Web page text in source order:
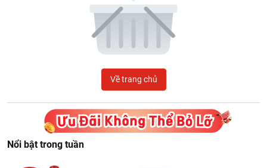
Về trang chủ
Nổi bật trong tuần